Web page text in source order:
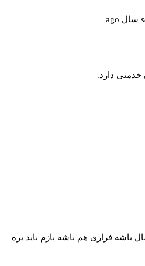
دارد.
بالای 50 سال باشه فراری هم باشه بازم باید بره